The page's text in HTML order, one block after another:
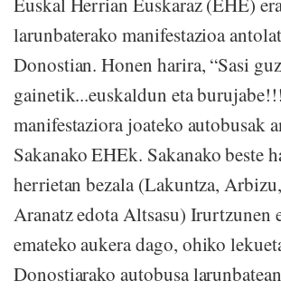
larunbaterako manifestazioa
Donostian. Honen harira, “Sasi
gainetik...euskaldun eta
manifestaziora joateko autobusak
Sakanako EHEk. Sakanako beste
herrietan bezala (Lakuntza,
Aranatz edota Altsasu) Irurtzunen
emateko aukera dago, ohiko
Donostiarako autobusa